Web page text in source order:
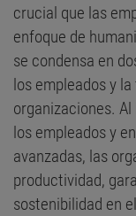
crucial que las
enfoque de
se condensa en
los empleados y
organizaciones.
los empleados y
avanzadas, las
productividad,
sostenibilidad en